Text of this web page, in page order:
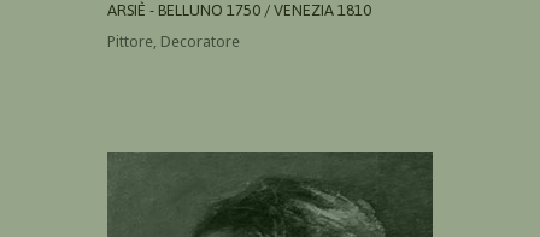
ARSIÈ - BELLUNO 1750 / VENEZIA 1810
Pittore, Decoratore